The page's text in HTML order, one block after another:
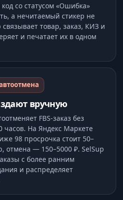
со статусом «Ошибка»
а нечитаемый стикер не
связывает товар, заказ, КИЗ и
и печатает их в одном
вручную
FBS-заказ без
часов. На Яндекс Маркете
98 просрочка стоит 50–
отмена — 150–5000 ₽. SelSup
с более ранним
и распределяет